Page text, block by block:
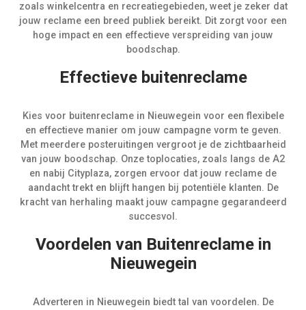
zoals winkelcentra en recreatiegebieden, weet je zeker dat
jouw reclame een breed publiek bereikt. Dit zorgt voor een
hoge impact en een effectieve verspreiding van jouw
boodschap.
Effectieve buitenreclame
Kies voor buitenreclame in Nieuwegein voor een flexibele
en effectieve manier om jouw campagne vorm te geven.
Met meerdere posteruitingen vergroot je de zichtbaarheid
van jouw boodschap. Onze toplocaties, zoals langs de A2
en nabij Cityplaza, zorgen ervoor dat jouw reclame de
aandacht trekt en blijft hangen bij potentiële klanten. De
kracht van herhaling maakt jouw campagne gegarandeerd
succesvol.
Voordelen van Buitenreclame in
Nieuwegein
Adverteren in Nieuwegein biedt tal van voordelen. De